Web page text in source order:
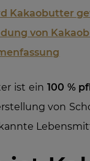
Kakaobutter
von
ist ein 100 %
von